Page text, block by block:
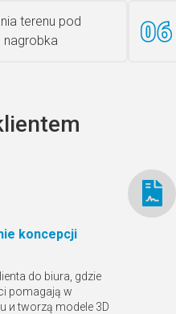
terenu pod
nagrobka
koncepcji
do biura, gdzie
pomagają w
и tworzą modele 3D